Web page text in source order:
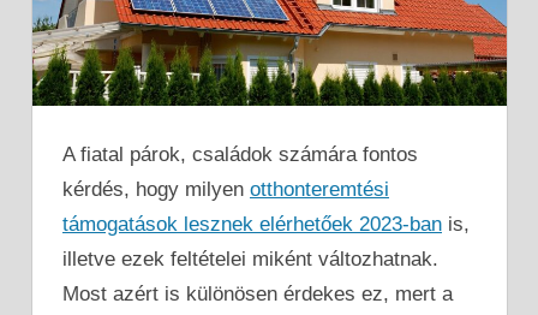
A fiatal párok, családok számára fontos
kérdés, hogy milyen otthonteremtési
támogatások lesznek elérhetőek 2023-ban is,
illetve ezek feltételei miként változhatnak.
Most azért is különösen érdekes ez, mert a